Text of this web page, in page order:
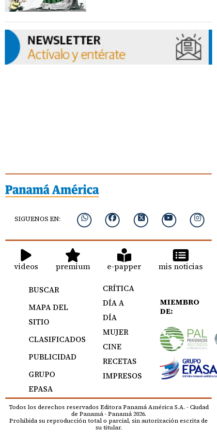
SIGUENOS EN:
videos premium e-papper mis noticias
BUSCAR
MAPA DEL
SITIO
CLASIFICADOS
PUBLICIDAD
GRUPO
EPASA
CRÍTICA
DÍA A
DÍA
MUJER
CINE
RECETAS
IMPRESOS
MIEMBRO
DE:
Todos los derechos reservados Editora Panamá América S.A. - Ciudad
de Panamá - Panamá 2026.
Prohibida su reproducción total o parcial, sin autorización escrita de
su titular.